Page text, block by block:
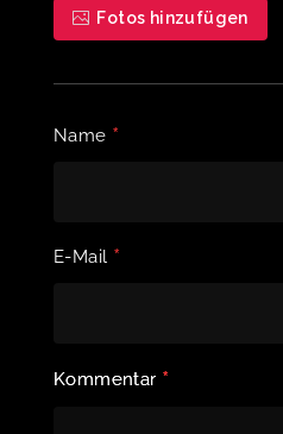
Fotos hinzufügen
Name *
E-Mail *
Kommentar *